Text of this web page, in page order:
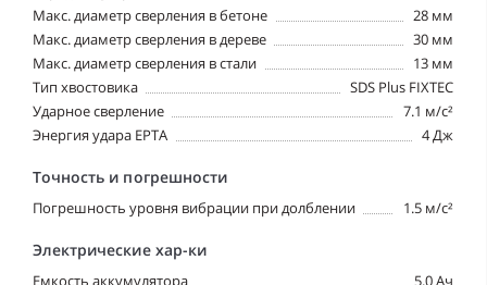
Макс. диаметр сверления в бетоне
28 мм
Макс. диаметр сверления в дереве
30 мм
Макс. диаметр сверления в стали
13 мм
Тип хвостовика
SDS Plus FIXTEC
Ударное сверление
7.1 м/c²
Энергия удара EPTA
4 Дж
Точность и погрешности
Погрешность уровня вибрации при долблении 1.5 м/с²
Электрические хар-ки
Емкость аккумулятора
5.0 Ач